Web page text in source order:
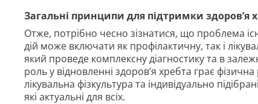
Загальні принципи для підтримки здоров’я
Отже, потрібно чесно зізнатися, що проблема
дій може включати як профілактичну, так і
який проведе комплексну діагностику та в
роль у відновленні здоров’я хребта грає
лікувальна фізкультура та індивідуально
які актуальні для всіх.